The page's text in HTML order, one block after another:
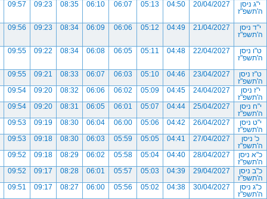
י"ג ניסן
ה'תשפ"ז
20/04/2027
04:50
05:13
06:07
06:10
08:35
09:23
09:57
י"ד ניסן
ה'תשפ"ז
21/04/2027
04:49
05:12
06:06
06:09
08:34
09:23
09:56
ט"ו ניסן
ה'תשפ"ז
22/04/2027
04:48
05:11
06:05
06:08
08:34
09:22
09:55
ט"ז ניסן
ה'תשפ"ז
23/04/2027
04:46
05:10
06:03
06:07
08:33
09:21
09:55
י"ז ניסן
ה'תשפ"ז
24/04/2027
04:45
05:09
06:02
06:06
08:32
09:20
09:54
י"ח ניסן
ה'תשפ"ז
25/04/2027
04:44
05:07
06:01
06:05
08:31
09:20
09:54
י"ט ניסן
ה'תשפ"ז
26/04/2027
04:42
05:06
06:00
06:04
08:30
09:19
09:53
כ' ניסן
ה'תשפ"ז
27/04/2027
04:41
05:05
05:59
06:03
08:30
09:18
09:53
כ"א ניסן
ה'תשפ"ז
28/04/2027
04:40
05:04
05:58
06:02
08:29
09:18
09:52
כ"ב ניסן
ה'תשפ"ז
29/04/2027
04:39
05:03
05:57
06:01
08:28
09:17
09:52
כ"ג ניסן
ה'תשפ"ז
30/04/2027
04:38
05:02
05:56
06:00
08:27
09:17
09:51